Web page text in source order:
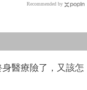
Recommended by
醫療險了，又該怎